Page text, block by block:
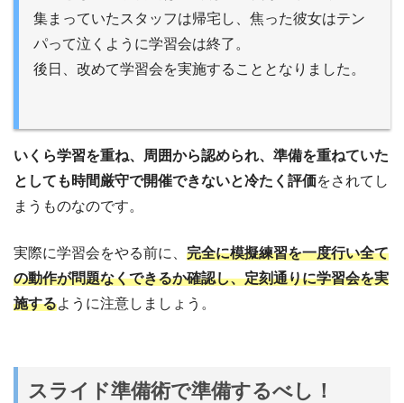
集まっていたスタッフは帰宅し、焦った彼女はテン
パって泣くように学習会は終了。
後日、改めて学習会を実施することとなりました。
いくら学習を重ね、周囲から認められ、準備を重ねていた
としても時間厳守で開催できないと冷たく評価をされてし
まうものなのです。
実際に学習会をやる前に、 完全に模擬練習を一度行い全て
の動作が問題なくできるか確認し、定刻通りに学習会を実
施するように注意しましょう。
スライド準備術で準備するべし！